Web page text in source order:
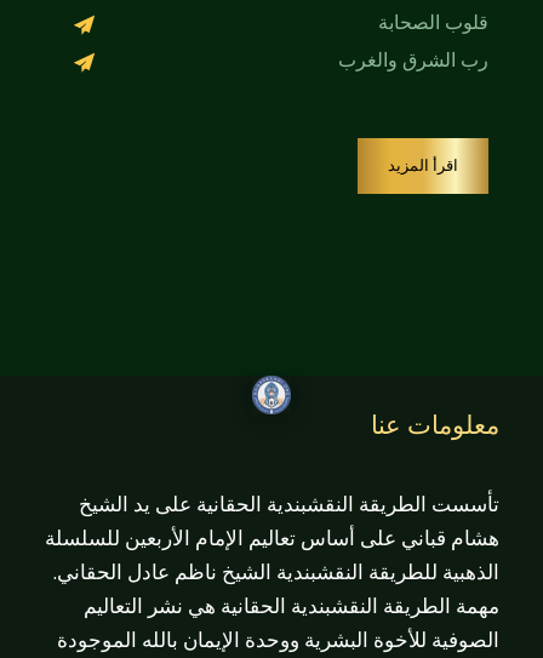
قلوب الصحابة
رب الشرق والغرب
اقرأ المزيد
معلومات عنا
تأسست الطريقة النقشبندية الحقانية على يد الشيخ
هشام قباني على أساس تعاليم الإمام الأربعين للسلسلة
الذهبية للطريقة النقشبندية الشيخ ناظم عادل الحقاني.
مهمة الطريقة النقشبندية الحقانية هي نشر التعاليم
الصوفية للأخوة البشرية ووحدة الإيمان بالله الموجودة